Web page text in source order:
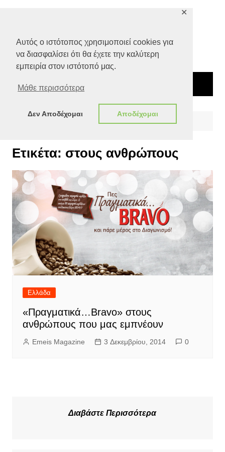
Αυτός ο ιστότοπος χρησιμοποιεί cookies για
να διασφαλίσει ότι θα έχετε την καλύτερη
εμπειρία στον ιστότοπό μας.
Μάθε περισσότερα
Δεν Αποδέχομαι Αποδέχομαι
✕
στους ανθρώπους
Ετικέτα: στους ανθρώπους
Ελλάδα
«Πραγματικά…Bravo» στους
ανθρώπους που μας εμπνέουν
Emeis Magazine 3 Δεκεμβρίου, 2014 0
Διαβάστε Περισσότερα